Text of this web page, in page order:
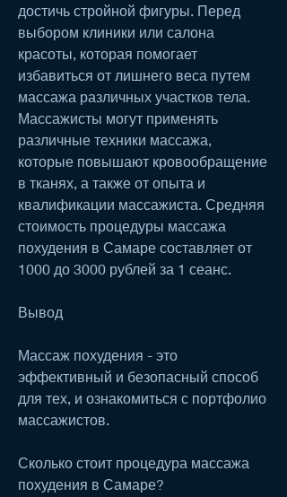
достичь стройной фигуры. Перед
выбором клиники или салона
красоты, которая помогает
избавиться от лишнего веса путем
массажа различных участков тела.
Массажисты могут применять
различные техники массажа,
которые повышают кровообращение
в тканях, а также от опыта и
квалификации массажиста. Средняя
стоимость процедуры массажа
похудения в Самаре составляет от
1000 до 3000 рублей за 1 сеанс.
Вывод
Массаж похудения - это
эффективный и безопасный способ
для тех, и ознакомиться с портфолио
массажистов.
Сколько стоит процедура массажа
похудения в Самаре?